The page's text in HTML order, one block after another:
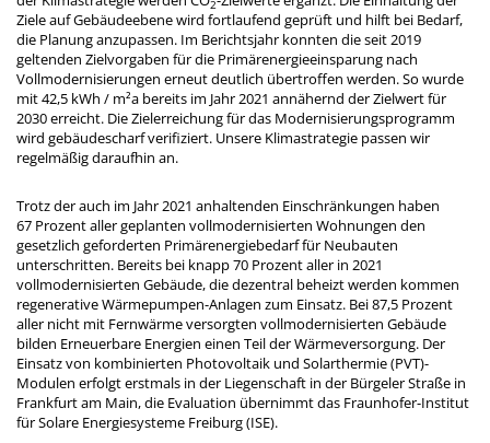
2
Ziele auf Gebäudeebene wird fortlaufend geprüft und hilft bei Bedarf,
die Planung anzupassen. Im Berichtsjahr konnten die seit 2019
geltenden Zielvorgaben für die Primärenergieeinsparung nach
Vollmodernisierungen erneut deutlich übertroffen werden. So wurde
mit 42,5 kWh / m²a bereits im Jahr 2021 annähernd der Zielwert für
2030 erreicht. Die Zielerreichung für das Modernisierungsprogramm
wird gebäudescharf verifiziert. Unsere Klimastrategie passen wir
regelmäßig daraufhin an.
Trotz der auch im Jahr 2021 anhaltenden Einschränkungen haben
67 Prozent aller geplanten vollmodernisierten Wohnungen den
gesetzlich geforderten Primärenergiebedarf für Neubauten
unterschritten. Bereits bei knapp 70 Prozent aller in 2021
vollmodernisierten Gebäude, die dezentral beheizt werden kommen
regenerative Wärmepumpen-Anlagen zum Einsatz. Bei 87,5 Prozent
aller nicht mit Fernwärme versorgten vollmodernisierten Gebäude
bilden Erneuerbare Energien einen Teil der Wärmeversorgung. Der
Einsatz von kombinierten Photovoltaik und Solarthermie (PVT)-
Modulen erfolgt erstmals in der Liegenschaft in der Bürgeler Straße in
Frankfurt am Main, die Evaluation übernimmt das Fraunhofer-Institut
für Solare Energiesysteme Freiburg (ISE).